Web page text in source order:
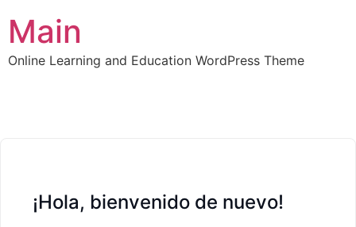
Main
Online Learning and Education WordPress Theme
¡Hola, bienvenido de nuevo!